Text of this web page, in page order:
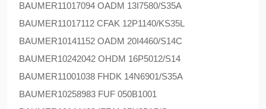
BAUMER11017094 OADM 13I7580/S35A
BAUMER11017112 CFAK 12P1140/KS35L
BAUMER10141152 OADM 20I4460/S14C
BAUMER10242042 OHDM 16P5012/S14
BAUMER11001038 FHDK 14N6901/S35A
BAUMER10258983 FUF 050B1001